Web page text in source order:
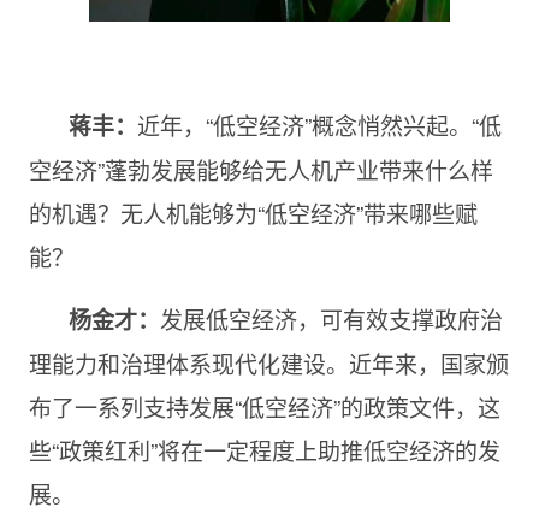
蒋丰： 近年，“低空经济”概念悄然兴起。“低
空经济”蓬勃发展能够给无人机产业带来什么样
的机遇？无人机能够为“低空经济”带来哪些赋
能？
杨金才： 发展低空经济，可有效支撑政府治
理能力和治理体系现代化建设。近年来，国家颁
布了一系列支持发展“低空经济”的政策文件，这
些“政策红利”将在一定程度上助推低空经济的发
展。